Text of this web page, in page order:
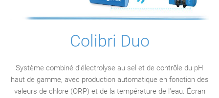
Colibri Duo
Système combiné d'électrolyse au sel et de contrôle du pH
haut de gamme, avec production automatique en fonction des
valeurs de chlore (ORP) et de la température de l'eau. Écran